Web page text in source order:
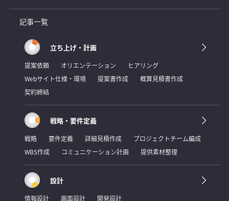
記事一覧
立ち上げ・計画
提案依頼 オリエンテーション
ヒアリング
Webサイト仕様・環境
提案書作成
概算見積書作成
契約締結
戦略・要件定義
戦略 要件定義 詳細見積作成
プロジェクトチーム編成
WBS作成
コミュニケーション計画 提供素材整理
設計
情報設計 画面設計 開発設計